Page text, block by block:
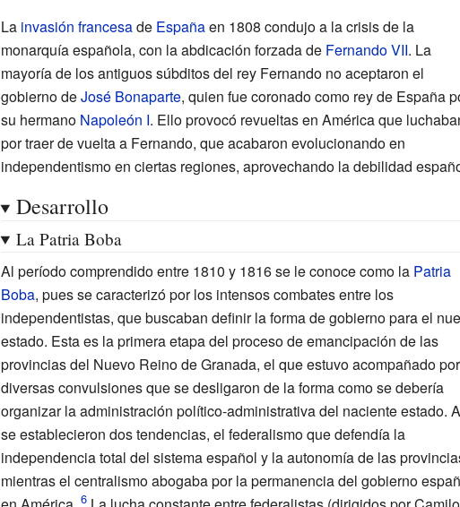
La invasión francesade Españaen 1808 condujo a la crisis de la
monarquía española, con la abdicación forzada de Fernando VII. La
mayoría de los antiguos súbditos del rey Fernando no aceptaron el
gobierno deJosé Bonaparte, quien fue coronado como rey de España
su hermano Napoleón I. Ello provocó revueltas en América que
por traer de vuelta a Fernando, que acabaron evolucionando en
independentismo en ciertas regiones, aprovechando la debilidad
Desarrollo
La Patria Boba
Al período comprendido entre 1810 y 1816 se le conoce como la Patria
Boba, pues se caracterizó por los intensos combates entre los
independentistas, que buscaban definir la forma de gobierno para el
estado. Esta es la primera etapa del proceso de emancipación de las
provincias del Nuevo Reino de Granada, el que estuvo acompañado por
diversas convulsiones que se desligaron de la forma como se debería
organizar la administración político-administrativa del naciente estado.
se establecieron dos tendencias, el federalismo que defendía la
independencia total del sistema español y la autonomía de las
mientras el centralismo abogaba por la permanencia del gobierno